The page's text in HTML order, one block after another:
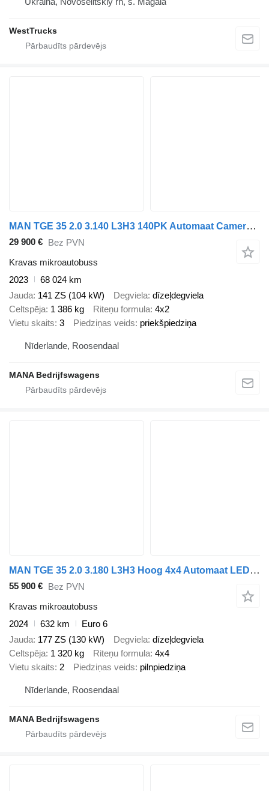
WestTrucks
MAN TGE 35 2.0 3.140 L3H3 140PK Automaat Camera Airco Cruise Carplay
29 900 € Bez PVN
Kravas mikroautobuss
2023
68 024 km
Jauda 141 ZS (104 kW) Degviela dīzeļdegviela
Celtspēja 1 386 kg Riteņu formula 4x2
Vietu skaits 3 Piedziņas veids priekšpiedziņa
Nīderlande, Roosendaal
MANA Bedrijfswagens
MAN TGE 35 2.0 3.180 L3H3 Hoog 4x4 Automaat LED ClimateControl Carpl
55 900 €
Bez PVN
Kravas mikroautobuss
2024
632 km
Euro 6
Jauda 177 ZS (130 kW) Degviela dīzeļdegviela
Celtspēja 1 320 kg Riteņu formula 4x4
Vietu skaits 2 Piedziņas veids pilnpiedziņa
Nīderlande, Roosendaal
MANA Bedrijfswagens